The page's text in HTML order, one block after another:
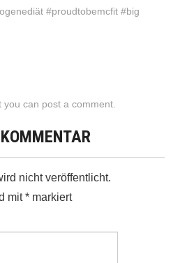
#proudtobemcfit #big
you can post a comment
nicht veröffentlicht.
mit* markiert